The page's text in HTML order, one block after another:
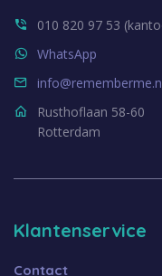
010 820 97 53
WhatsApp
Rusthoflaan 58-60
Rotterdam
Klantenservice
Contact